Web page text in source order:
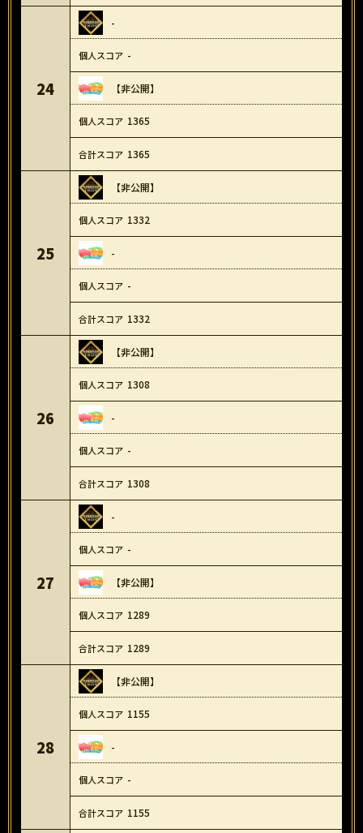
24
-
-
【非公開】
1365
1365
25
【非公開】
1332
-
-
1332
26
【非公開】
1308
-
-
1308
27
-
-
【非公開】
1289
1289
28
【非公開】
1155
-
-
1155